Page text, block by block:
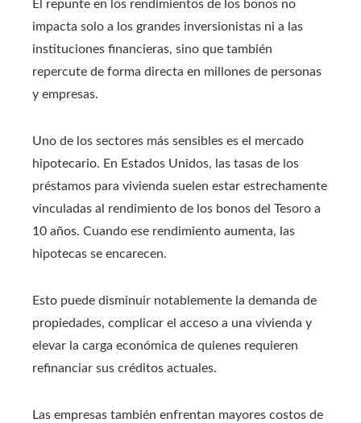
El repunte en los rendimientos de los bonos no
impacta solo a los grandes inversionistas ni a las
instituciones financieras, sino que también
repercute de forma directa en millones de personas
y empresas.
Uno de los sectores más sensibles es el mercado
hipotecario. En Estados Unidos, las tasas de los
préstamos para vivienda suelen estar estrechamente
vinculadas al rendimiento de los bonos del Tesoro a
10 años. Cuando ese rendimiento aumenta, las
hipotecas se encarecen.
Esto puede disminuir notablemente la demanda de
propiedades, complicar el acceso a una vivienda y
elevar la carga económica de quienes requieren
refinanciar sus créditos actuales.
Las empresas también enfrentan mayores costos de